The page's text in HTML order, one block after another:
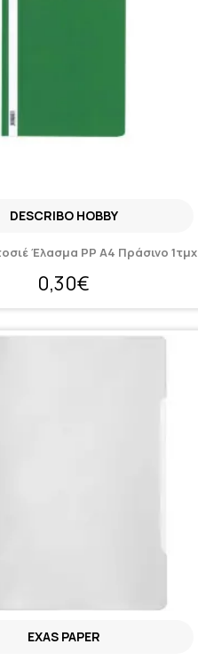
DESCRIBO HOBBY
Έλασμα PP A4 Πράσινο 1τμχ
0,30€
EXAS PAPER